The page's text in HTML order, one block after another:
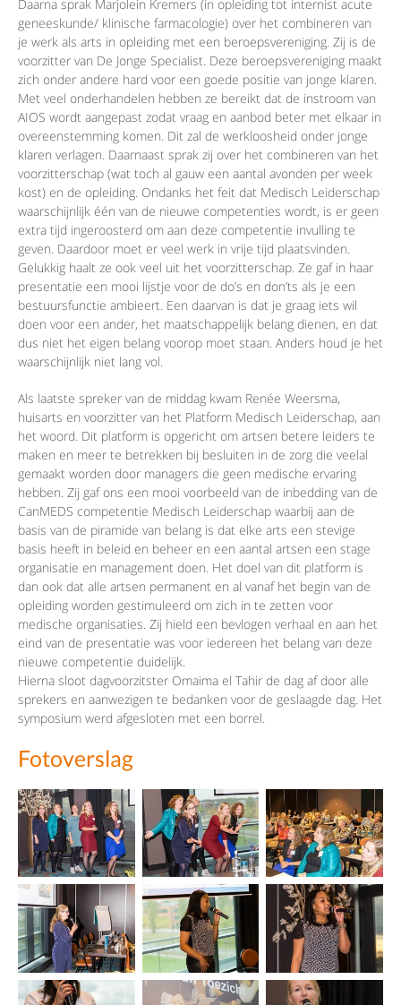
Daarna sprak Marjolein Kremers (in opleiding tot internist acute
geneeskunde/ klinische farmacologie) over het combineren van
je werk als arts in opleiding met een beroepsvereniging. Zij is de
voorzitter van De Jonge Specialist. Deze beroepsvereniging maakt
zich onder andere hard voor een goede positie van jonge klaren.
Met veel onderhandelen hebben ze bereikt dat de instroom van
AIOS wordt aangepast zodat vraag en aanbod beter met elkaar in
overeenstemming komen. Dit zal de werkloosheid onder jonge
klaren verlagen. Daarnaast sprak zij over het combineren van het
voorzitterschap (wat toch al gauw een aantal avonden per week
kost) en de opleiding. Ondanks het feit dat Medisch Leiderschap
waarschijnlijk één van de nieuwe competenties wordt, is er geen
extra tijd ingeroosterd om aan deze competentie invulling te
geven. Daardoor moet er veel werk in vrije tijd plaatsvinden.
Gelukkig haalt ze ook veel uit het voorzitterschap. Ze gaf in haar
presentatie een mooi lijstje voor de do’s en don’ts als je een
bestuursfunctie ambieert. Een daarvan is dat je graag iets wil
doen voor een ander, het maatschappelijk belang dienen, en dat
dus niet het eigen belang voorop moet staan. Anders houd je het
waarschijnlijk niet lang vol.
Als laatste spreker van de middag kwam Renée Weersma,
huisarts en voorzitter van het Platform Medisch Leiderschap, aan
het woord. Dit platform is opgericht om artsen betere leiders te
maken en meer te betrekken bij besluiten in de zorg die veelal
gemaakt worden door managers die geen medische ervaring
hebben. Zij gaf ons een mooi voorbeeld van de inbedding van de
CanMEDS competentie Medisch Leiderschap waarbij aan de
basis van de piramide van belang is dat elke arts een stevige
basis heeft in beleid en beheer en een aantal artsen een stage
organisatie en management doen. Het doel van dit platform is
dan ook dat alle artsen permanent en al vanaf het begin van de
opleiding worden gestimuleerd om zich in te zetten voor
medische organisaties. Zij hield een bevlogen verhaal en aan het
eind van de presentatie was voor iedereen het belang van deze
nieuwe competentie duidelijk.
Hierna sloot dagvoorzitster Omaima el Tahir de dag af door alle
sprekers en aanwezigen te bedanken voor de geslaagde dag. Het
symposium werd afgesloten met een borrel.
Fotoverslag